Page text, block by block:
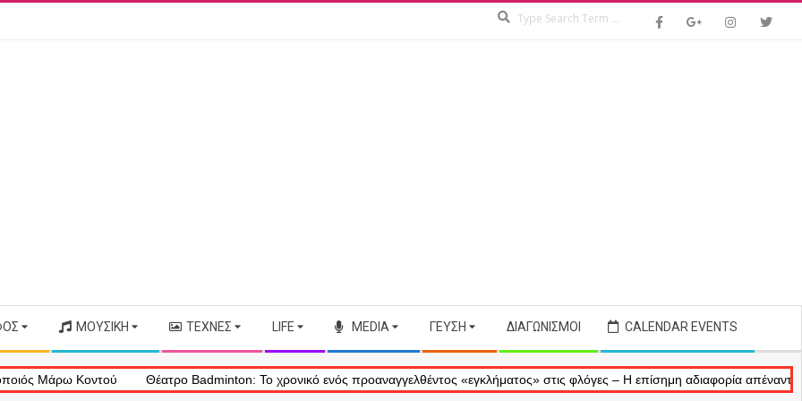
ΜΟΥΣΙΚΉ ΤΈΧΝΕΣ LIFE MEDIA ΓΕΎΣΗ ΔΙΑΓΩΝΙΣΜΟΊ CALENDAR EVENTS
Κοντού Θέατρο Badminton: Το χρονικό ενός προαναγγελθέντος «εγκλήματος» στις φλόγες – Η επίσημη αδιαφορία απέναντι στις